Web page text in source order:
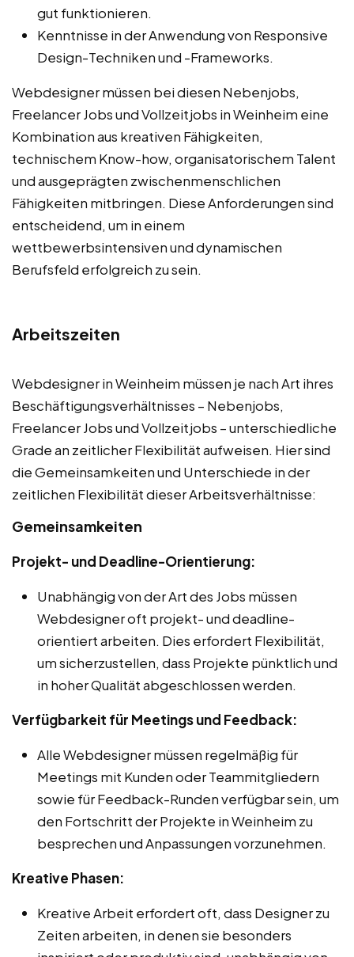
gut funktionieren.
Kenntnisse in der Anwendung von Responsive
Design-Techniken und -Frameworks.
Webdesigner müssen bei diesen Nebenjobs,
Freelancer Jobs und Vollzeitjobs in Weinheim eine
Kombination aus kreativen Fähigkeiten,
technischem Know-how, organisatorischem Talent
und ausgeprägten zwischenmenschlichen
Fähigkeiten mitbringen. Diese Anforderungen sind
entscheidend, um in einem
wettbewerbsintensiven und dynamischen
Berufsfeld erfolgreich zu sein.
Arbeitszeiten
Webdesigner in Weinheim müssen je nach Art ihres
Beschäftigungsverhältnisses – Nebenjobs,
Freelancer Jobs und Vollzeitjobs – unterschiedliche
Grade an zeitlicher Flexibilität aufweisen. Hier sind
die Gemeinsamkeiten und Unterschiede in der
zeitlichen Flexibilität dieser Arbeitsverhältnisse:
Gemeinsamkeiten
Projekt- und Deadline-Orientierung:
Unabhängig von der Art des Jobs müssen
Webdesigner oft projekt- und deadline-
orientiert arbeiten. Dies erfordert Flexibilität,
um sicherzustellen, dass Projekte pünktlich und
in hoher Qualität abgeschlossen werden.
Verfügbarkeit für Meetings und Feedback:
Alle Webdesigner müssen regelmäßig für
Meetings mit Kunden oder Teammitgliedern
sowie für Feedback-Runden verfügbar sein, um
den Fortschritt der Projekte in Weinheim zu
besprechen und Anpassungen vorzunehmen.
Kreative Phasen:
Kreative Arbeit erfordert oft, dass Designer zu
Zeiten arbeiten, in denen sie besonders